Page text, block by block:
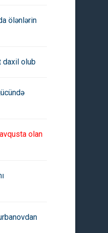
ölənlərin
daxil olub
olan